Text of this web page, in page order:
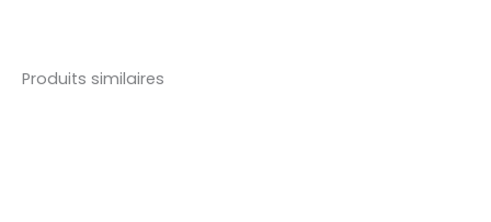
Produits similaires